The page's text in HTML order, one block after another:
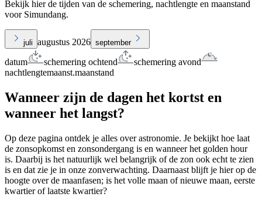
Bekijk hier de tijden van de schemering, nachtlengte en maanstand
voor Simundang.
juli augustus 2026 september
datum schemering ochtend
schemering avond
nachtlengtemaanst.maanstand
Wanneer zijn de dagen het kortst en
wanneer het langst?
Op deze pagina ontdek je alles over astronomie. Je bekijkt hoe laat
de zonsopkomst en zonsondergang is en wanneer het golden hour
is. Daarbij is het natuurlijk wel belangrijk of de zon ook echt te zien
is en dat zie je in onze zonverwachting. Daarnaast blijft je hier op de
hoogte over de maanfasen; is het volle maan of nieuwe maan, eerste
kwartier of laatste kwartier?